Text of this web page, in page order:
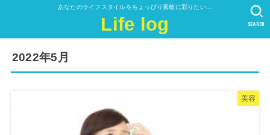
あなたのライフスタイルをちょっぴり素敵に彩りたい…
Life log SEARCH
2022年5月
美容